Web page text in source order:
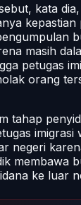
kata
kepastian
masih
petugas
orang
tahap
negeri
membawa
ke luar